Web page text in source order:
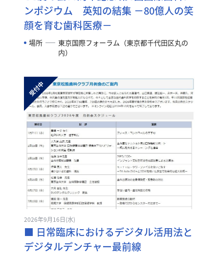
ンポジウム 英知の結集 －80億人の笑
顔を育む歯科医療－
場所
東京国際フォーラム（東京都千代田区丸の
内）
2026年9月16日(水)
■ 日常臨床におけるデジタル活用法と
デジタルデンチャー最前線